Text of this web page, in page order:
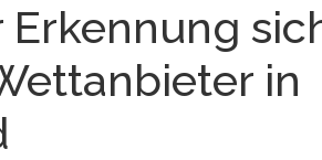
Erkennung
in